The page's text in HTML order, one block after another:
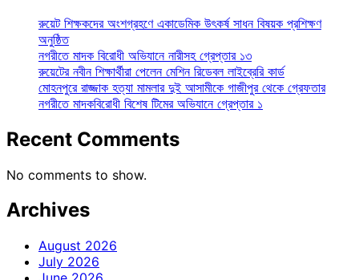
রুয়েট শিক্ষকদের অংশগ্রহণে একাডেমিক উৎকর্ষ সাধন বিষয়ক প্রশিক্ষণ
অনুষ্ঠিত
নগরীতে মাদক বিরোধী অভিযানে নারীসহ গ্রেপ্তার ১৩
রুয়েটের নবীন শিক্ষার্থীরা পেলেন মেশিন রিডেবল লাইব্রেরি কার্ড
মোহনপুরে রাজ্জাক হত্যা মামলার দুই আসামীকে গাজীপুর থেকে গ্রেফতার
নগরীতে মাদকবিরোধী বিশেষ টিমের অভিযানে গ্রেপ্তার ১
Recent Comments
No comments to show.
Archives
August 2026
July 2026